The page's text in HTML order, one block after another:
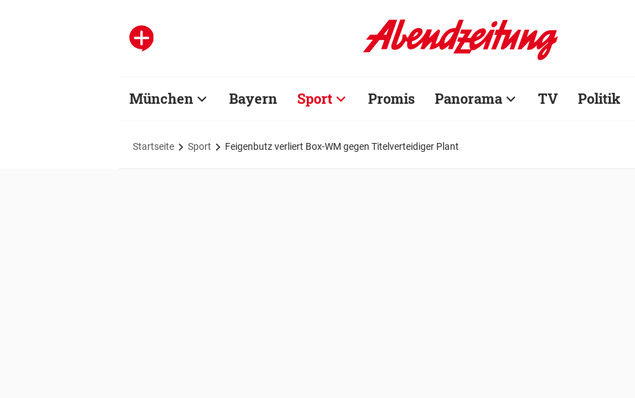
München Bayern Sport Promis Panorama TV Politik
Startseite Sport Feigenbutz verliert Box-WM gegen Titelverteidiger Plant